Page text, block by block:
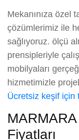
Mekanınıza özel
çözümlerimiz ile
sağlıyoruz. ölçü
prensipleriyle
mobilyaları
hizmetimizle
Ücretsiz keşif için
MARMARA
Fiyatları